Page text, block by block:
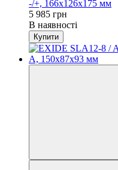
-/+, 166х126х175 мм
5 985 грн
В наявності
Купити